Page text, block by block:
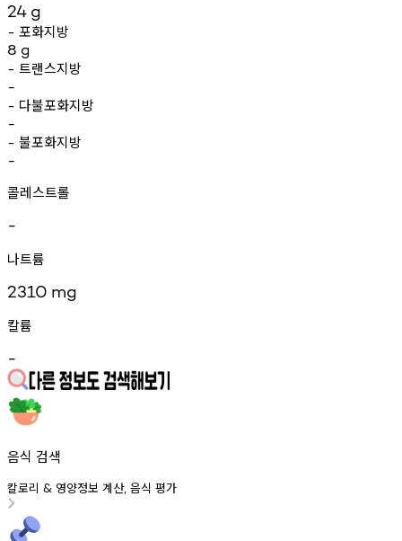
24 g
- 포화지방
8 g
- 트랜스지방
-
- 다불포화지방
-
- 불포화지방
-
콜레스트롤
-
나트륨
2310 mg
칼륨
-
음식 검색
칼로리 & 영양정보 계산, 음식 평가